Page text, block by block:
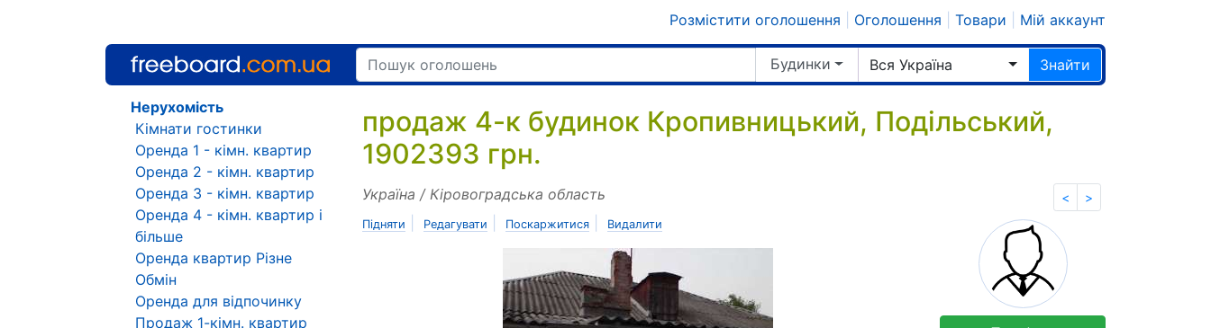
Розмістити оголошення Оголошення Товари Мій аккаунт
Будинки Вся Україна Знайти
продаж 4-к будинок Кропивницький, Подільський,
1902393 грн.
< >
Україна / Кіровоградська область
Підняти Редагувати Поскаржитися Видалити
Нерухомість
Кімнати гостинки
Оренда 1 - кімн. квартир
Оренда 2 - кімн. квартир
Оренда 3 - кімн. квартир
Оренда 4 - кімн. квартир і
більше
Оренда квартир Різне
Обмін
Оренда для відпочинку
Продаж 1-кімн. квартир